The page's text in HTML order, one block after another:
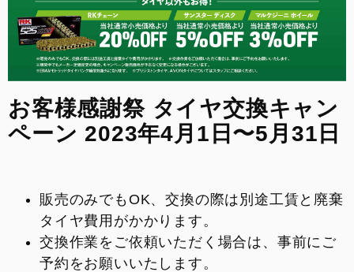
整備予約
お客様感謝祭 タイヤ交換キャン
ペーン 2023年4月1日〜5月31日
販売のみでもOK、交換の際は別途工賃と廃棄
タイヤ費用がかかります。
交換作業をご依頼いただく場合は、事前にご
予約をお願いいたします。